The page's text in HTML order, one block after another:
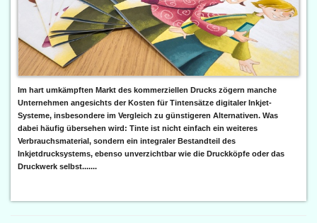
Im hart umkämpften Markt des kommerziellen Drucks zögern manche
Unternehmen angesichts der Kosten für Tintensätze digitaler Inkjet-
Systeme, insbesondere im Vergleich zu günstigeren Alternativen. Was
dabei häufig übersehen wird: Tinte ist nicht einfach ein weiteres
Verbrauchsmaterial, sondern ein integraler Bestandteil des
Inkjetdrucksystems, ebenso unverzichtbar wie die Druckköpfe oder das
Druckwerk selbst.......